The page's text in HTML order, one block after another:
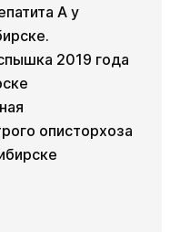
А у
2019 года
описторхоза